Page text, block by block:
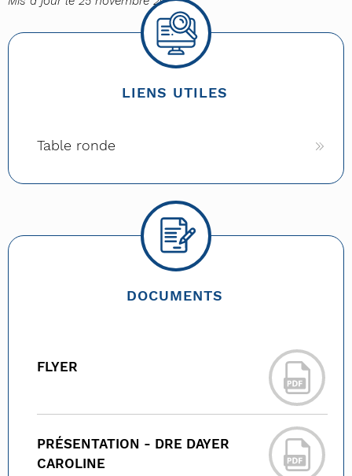
LIENS UTILES
Table ronde
DOCUMENTS
FLYER
PRÉSENTATION - DRE DAYER
CAROLINE